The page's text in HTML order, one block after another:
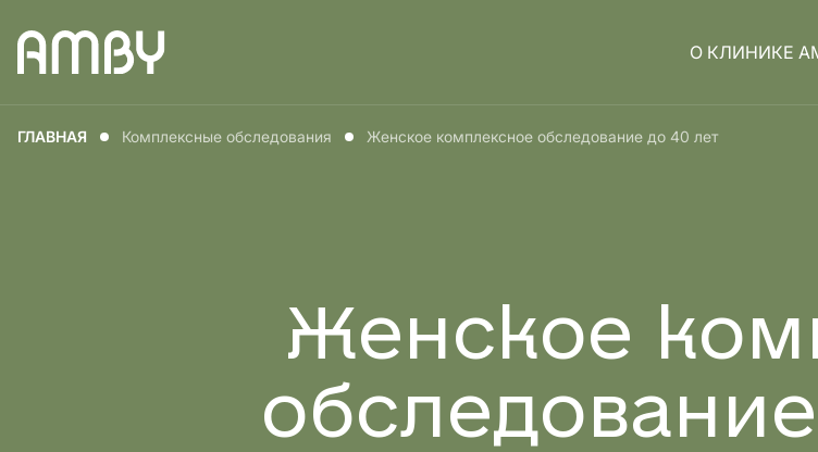
О КЛИНИКЕ
Медицина для
Медицина для
Медицина
ГЛАВНАЯ Комплексные обследования Женское комплексное обследование до 40 лет
Женское